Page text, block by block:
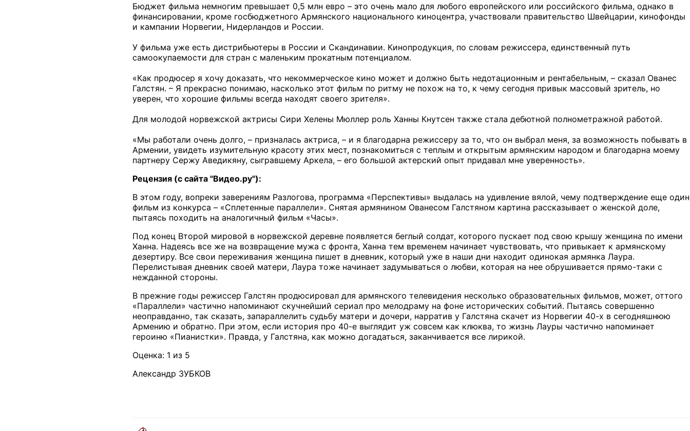
Бюджет фильма немногим превышает 0,5 млн евро – это очень мало для любого европейского или российского фильма, однако в
финансировании, кроме госбюджетного Армянского национального киноцентра, участвовали правительство Швейцарии, кинофонды
и кампании Норвегии, Нидерландов и России.
У фильма уже есть дистрибьютеры в России и Скандинавии. Кинопродукция, по словам режиссера, единственный путь
самоокупаемости для стран с маленьким прокатным потенциалом.
«Как продюсер я хочу доказать, что некоммерческое кино может и должно быть недотационным и рентабельным, – сказал Ованес
Галстян. – Я прекрасно понимаю, насколько этот фильм по ритму не похож на то, к чему сегодня привык массовый зритель, но
уверен, что хорошие фильмы всегда находят своего зрителя».
Для молодой норвежской актрисы Сири Хелены Мюллер роль Ханны Кнутсен также стала дебютной полнометражной работой.
«Мы работали очень долго, – призналась актриса, – и я благодарна режиссеру за то, что он выбрал меня, за возможность побывать в
Армении, увидеть изумительную красоту этих мест, познакомиться с теплым и открытым армянским народом и благодарна моему
партнеру Сержу Аведикяну, сыгравшему Аркела, – его большой актерский опыт придавал мне уверенность».
Рецензия (с сайта "Видео.ру"):
В этом году, вопреки заверениям Разлогова, программа «Перспективы» выдалась на удивление вялой, чему подтверждение еще один
фильм из конкурса – «Сплетенные параллели». Снятая армянином Ованесом Галстяном картина рассказывает о женской доле,
пытаясь походить на аналогичный фильм «Часы».
Под конец Второй мировой в норвежской деревне появляется беглый солдат, которого пускает под свою крышу женщина по имени
Ханна. Надеясь все же на возвращение мужа с фронта, Ханна тем временем начинает чувствовать, что привыкает к армянскому
дезертиру. Все свои переживания женщина пишет в дневник, который уже в наши дни находит одинокая армянка Лаура.
Перелистывая дневник своей матери, Лаура тоже начинает задумываться о любви, которая на нее обрушивается прямо-таки с
нежданной стороны.
В прежние годы режиссер Галстян продюсировал для армянского телевидения несколько образовательных фильмов, может, оттого
«Параллели» частично напоминают скучнейший сериал про мелодраму на фоне исторических событий. Пытаясь совершенно
неоправданно, так сказать, запараллелить судьбу матери и дочери, нарратив у Галстяна скачет из Норвегии 40-х в сегодняшнюю
Армению и обратно. При этом, если история про 40-е выглядит уж совсем как клюква, то жизнь Лауры частично напоминает
героиню «Пианистки». Правда, у Галстяна, как можно догадаться, заканчивается все лирикой.
Оценка: 1 из 5
Александр ЗУБКОВ